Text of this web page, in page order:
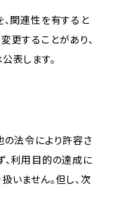
関連性を有すると
更することがあり、
表します。
の法令により許容さ
、利用目的の達成に
いません。但し、次